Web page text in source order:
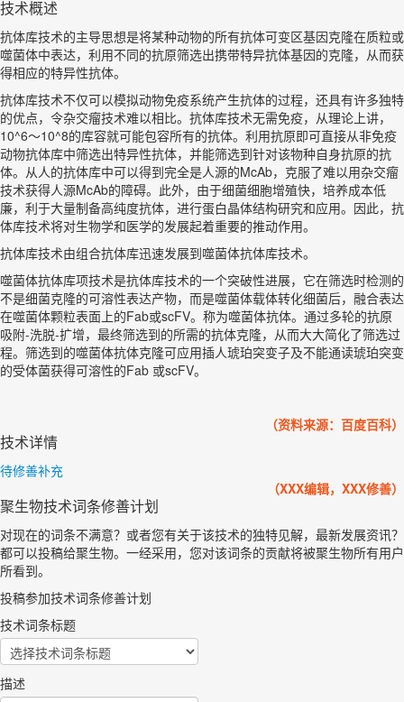
技术概述
抗体库技术的主导思想是将某种动物的所有抗体可变区基因克隆在质粒或
噬菌体中表达，利用不同的抗原筛选出携带特异抗体基因的克隆，从而获
得相应的特异性抗体。
抗体库技术不仅可以模拟动物免疫系统产生抗体的过程，还具有许多独特
的优点，令杂交瘤技术难以相比。抗体库技术无需免疫，从理论上讲，
10^6～10^8的库容就可能包容所有的抗体。利用抗原即可直接从非免疫
动物抗体库中筛选出特异性抗体，并能筛选到针对该物种自身抗原的抗
体。从人的抗体库中可以得到完全是人源的McAb，克服了难以用杂交瘤
技术获得人源McAb的障碍。此外，由于细菌细胞增殖快，培养成本低
廉，利于大量制备高纯度抗体，进行蛋白晶体结构研究和应用。因此，抗
体库技术将对生物学和医学的发展起着重要的推动作用。
抗体库技术由组合抗体库迅速发展到噬菌体抗体库技术。
噬菌体抗体库项技术是抗体库技术的一个突破性进展，它在筛选时检测的
不是细菌克隆的可溶性表达产物，而是噬菌体载体转化细菌后，融合表达
在噬菌体颗粒表面上的Fab或scFV。称为噬菌体抗体。通过多轮的抗原
吸附-洗脱-扩增，最终筛选到的所需的抗体克隆，从而大大简化了筛选过
程。筛选到的噬菌体抗体克隆可应用插人琥珀突变子及不能通读琥珀突变
的受体菌获得可溶性的Fab 或scFV。
（资料来源：百度百科）
技术详情
待修善补充
（XXX编辑，XXX修善）
聚生物技术词条修善计划
对现在的词条不满意？或者您有关于该技术的独特见解，最新发展资讯？
都可以投稿给聚生物。一经采用，您对该词条的贡献将被聚生物所有用户
所看到。
投稿参加技术词条修善计划
技术词条标题
描述